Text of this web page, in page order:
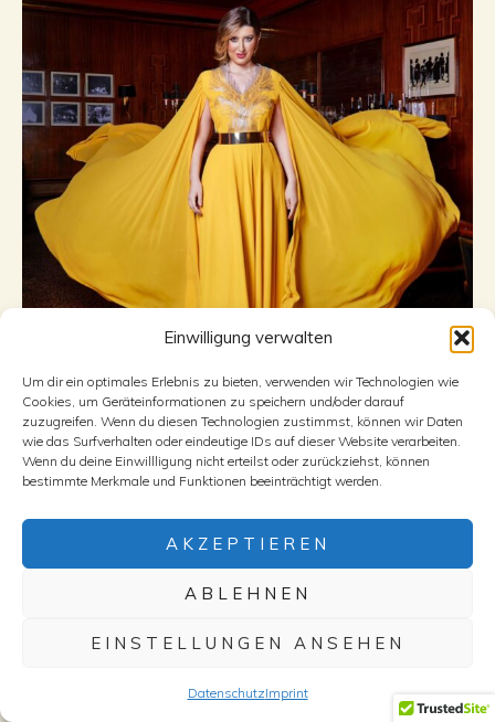
Einwilligung verwalten
Um dir ein optimales Erlebnis zu bieten, verwenden wir Technologien wie
Cookies, um Geräteinformationen zu speichern und/oder darauf
zuzugreifen. Wenn du diesen Technologien zustimmst, können wir Daten
wie das Surfverhalten oder eindeutige IDs auf dieser Website verarbeiten.
Wenn du deine Einwillligung nicht erteilst oder zurückziehst, können
bestimmte Merkmale und Funktionen beeinträchtigt werden.
AKZEPTIEREN
ABLEHNEN
EINSTELLUNGEN ANSEHEN
DatenschutzImprint